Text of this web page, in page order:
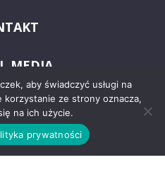
MEDIA
aby świadczyć usługi na
korzystanie ze strony oznacza,
na ich użycie.
prywatności